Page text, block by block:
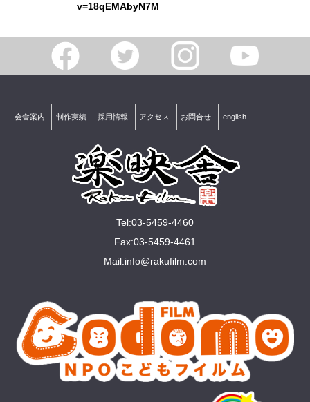
v=18qEMAbyN7M
会舎案内 制作実績 採用情報 アクセス お問合せ english
Tel:03-5459-4460
Fax:03-5459-4461
Mail:info@rakuﬁlm.com